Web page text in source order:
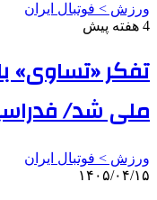
ورزش > فوتبال ایران
4 هفته پیش
تفکر «تساوی»
ملی شد/
ورزش > فوتبال ایران
۱۴۰۵/۰۴/۱۵